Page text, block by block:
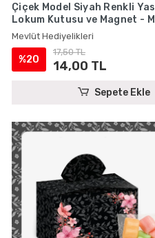
Çiçek Model Siyah Renkli
Lokum Kutusu ve Magnet -
Hediyelikleri
Mevlüt Hediyelikleri
%20
17,50 TL
14,00 TL
Sepete Ekle